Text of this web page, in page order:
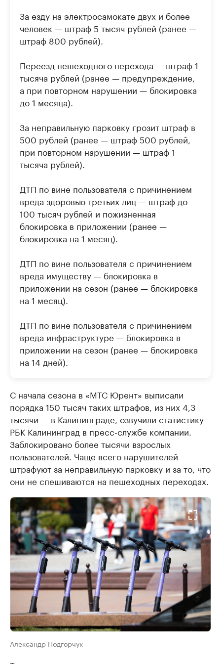
За езду на электросамокате двух и более
человек — штраф 5 тысяч рублей (ранее —
штраф 800 рублей).
Переезд пешеходного перехода — штраф 1
тысяча рублей (ранее — предупреждение,
а при повторном нарушении — блокировка
до 1 месяца).
За неправильную парковку грозит штраф в
500 рублей (ранее — штраф 500 рублей,
при повторном нарушении — штраф 1
тысяча рублей).
ДТП по вине пользователя с причинением
вреда здоровью третьих лиц — штраф до
100 тысяч рублей и пожизненная
блокировка в приложении (ранее —
блокировка на 1 месяц).
ДТП по вине пользователя с причинением
вреда имуществу — блокировка в
приложении на сезон (ранее — блокировка
на 1 месяц).
ДТП по вине пользователя с причинением
вреда инфраструктуре — блокировка в
приложении на сезон (ранее — блокировка
на 14 дней).
С начала сезона в «МТС Юрент» выписали
порядка 150 тысяч таких штрафов, из них 4,3
тысячи — в Калининграде, озвучили статистику
РБК Калининград в пресс-службе компании.
Заблокировано более тысячи взрослых
пользователей. Чаще всего нарушителей
штрафуют за неправильную парковку и за то, что
они не спешиваются на пешеходных переходах.
Александр Подгорчук